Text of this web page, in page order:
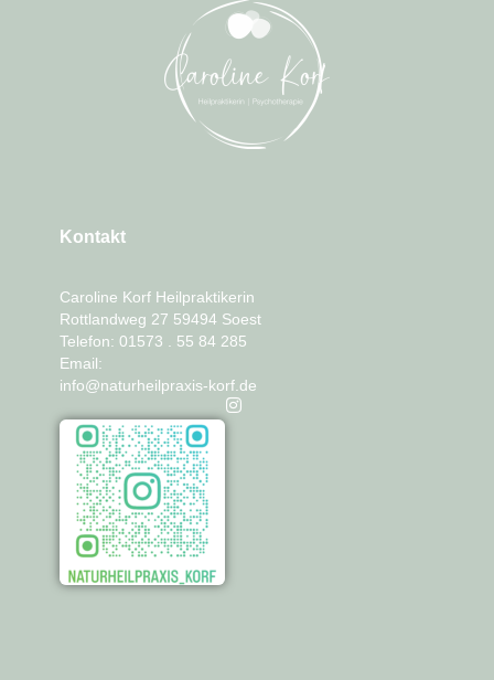
Kontakt
Caroline Korf Heilpraktikerin
Rottlandweg 27 59494 Soest
Telefon: 01573 . 55 84 285
Email:
info@naturheilpraxis-korf.de